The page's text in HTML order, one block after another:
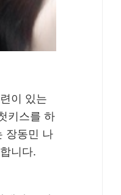
이 있는
키스를 하
장동민 나
니다.